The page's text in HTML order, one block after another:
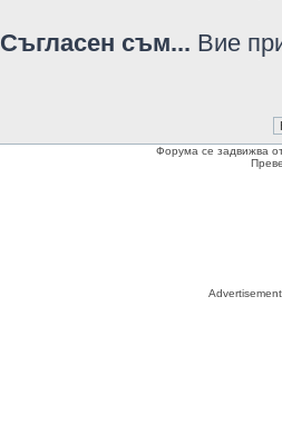
Съгласен съм... Вие
Форума се задвижва